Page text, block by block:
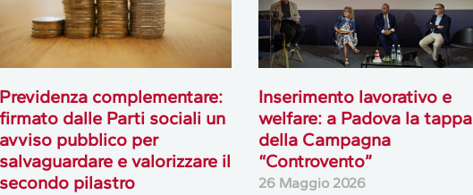
Previdenza complementare:
firmato dalle Parti sociali un
avviso pubblico per
salvaguardare e valorizzare il
secondo pilastro
Inserimento lavorativo e
welfare: a Padova la tappa
della Campagna
“Controvento”
26 Maggio 2026